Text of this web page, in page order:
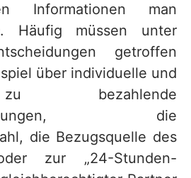
Informationen man
Häufig müssen unter
getroffen
über individuelle und
bezahlende
die
die Bezugsquelle des
zur „24-Stunden-